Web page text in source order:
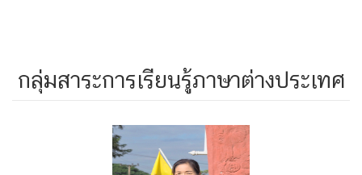
กลุ่มสาระการเรียนรู้ภาษาต่างประเทศ